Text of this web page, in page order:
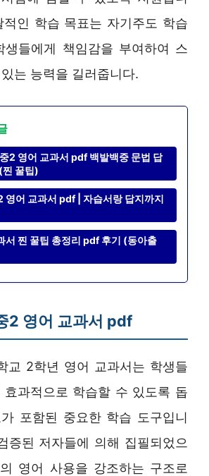
인 학습 목표는 자기주도 학습
생들에게 책임감을 부여하여 스
는 능력을 길러줍니다.
2 영어 교과서 pdf 백발백중 문법 답
찐 꿀팁)
영어 교과서 pdf | 자습서랑 답지까지
서 찐 꿀팁 총정리 pdf 후기 (동아출
2 영어 교과서 pdf
교 2학년 영어 교과서는 학생들
과적으로 학습할 수 있도록 돕
포함된 중요한 학습 도구입니
증된 저자들에 의해 집필되었으
영어 사용을 강조하는 구조로